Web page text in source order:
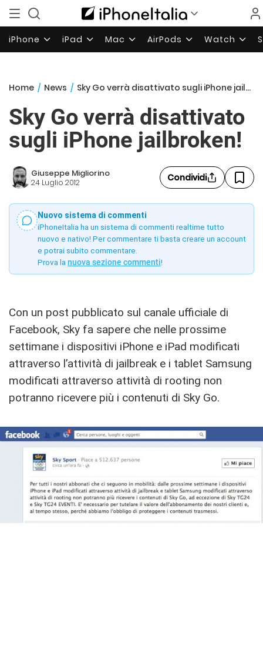
iPhone iPad Mac AirPods Watch
Home / News / Sky Go verrà disattivato sugli iPhone jailbroken!
Sky Go verrà disattivato
sugli iPhone jailbroken!
Giuseppe Migliorino
24 Luglio 2012 Condividi
Nuovo sistema di commenti
iPhoneItalia ha un sistema di commenti realtime tutto
nuovo e nativo! Per commentare ti basta creare un account
e potrai subito commentare.
Prova la nuova sezione commenti!
Con un post pubblicato sul canale ufficiale di
Facebook, Sky fa sapere che nelle prossime
settimane i dispositivi iPhone e iPad modificati
attraverso l’attività di jailbreak e i tablet Samsung
modificati attraverso attività di rooting non
potranno ricevere più i contenuti di Sky Go.